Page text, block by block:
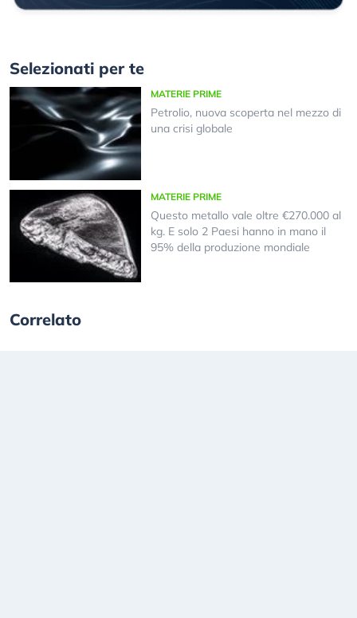
Selezionati per te
MATERIE PRIME
Petrolio, nuova scoperta nel mezzo di
una crisi globale
MATERIE PRIME
Questo metallo vale oltre €270.000 al
kg. E solo 2 Paesi hanno in mano il
95% della produzione mondiale
Correlato